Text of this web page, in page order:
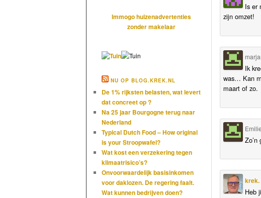
Is er
zijn omzet!
Ik
was… Kan
maart of zo.
Emilie
krek.
Heb
Immogo huizenadvertenties
zonder makelaar
NU OP BLOG.KREK.NL
De 1% rijksten belasten, wat levert
dat concreet op ?
Na 25 jaar Bourgogne terug naar
Nederland
Typical Dutch Food – How original
is your Stroopwafel?
Wat kost een verzekering tegen
klimaatrisico’s?
Onvoorwaardelijk basisinkomen
voor daklozen. De regering faalt.
Wat kunnen bedrijven doen?